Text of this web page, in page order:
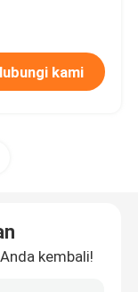
kami
kembali!